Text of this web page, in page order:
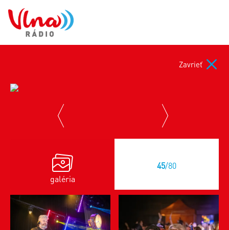
Zavrieť
galéria
45/80